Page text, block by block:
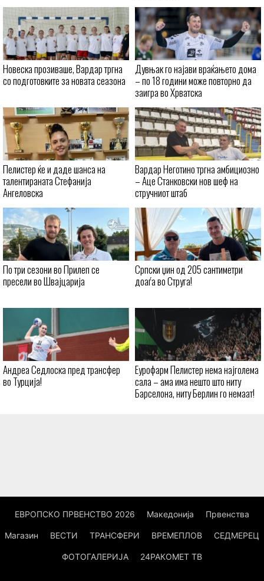
Новеска прозиваше, Вардар тргна
со подготовките за новата сеазона
Дувњак го најави враќањето дома
– по 18 години може повторно да
заигра во Хрватска
Пелистер ќе и даде шанса на
талентираната Стефанија
Ангеловска
Вардар Неготино тргна амбициозно
– Аце Станковски нов шеф на
стручниот штаб
По три сезони во Прилеп се
пресели во Швајцарија
Српски џин од 205 сантиметри
доаѓа во Струга!
Андреа Седлоска пред трансфер
во Турција!
Еурофарм Пелистер нема најголема
сала – ама има нешто што ниту
Барселона, ниту Берлин го немаат!
ЕВРОПСКО ПРВЕНСТВО 2026 Македонија Првенства
Магазин ВЕСТИ ТРАНСФЕРИ ВРЕМЕПЛОВ СЕДМЕРЕЦ
ФОТОГАЛЕРИЈА 24РАКОМЕТ ТВ